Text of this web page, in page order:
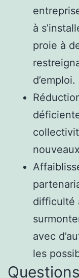
à
proie à
d’emploi.
difficulté
avec
les